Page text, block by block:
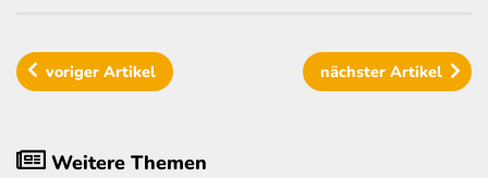
vorigerArtikel nächster Artikel
Weitere Themen